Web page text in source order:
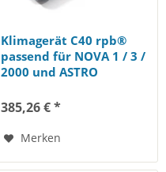
Klimagerät C40 rpb®
passend für NOVA 1 / 3 /
2000 und ASTRO
385,26 € *
Merken